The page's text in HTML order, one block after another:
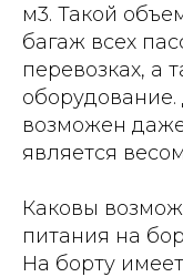
м3. Такой
багаж всех
перевозках, а
оборудование.
возможен
является
Каковы
питания на
На борту